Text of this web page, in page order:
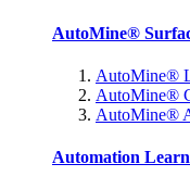
AutoMine®
AutoMine®
AutoMine®
AutoMine®
Automation